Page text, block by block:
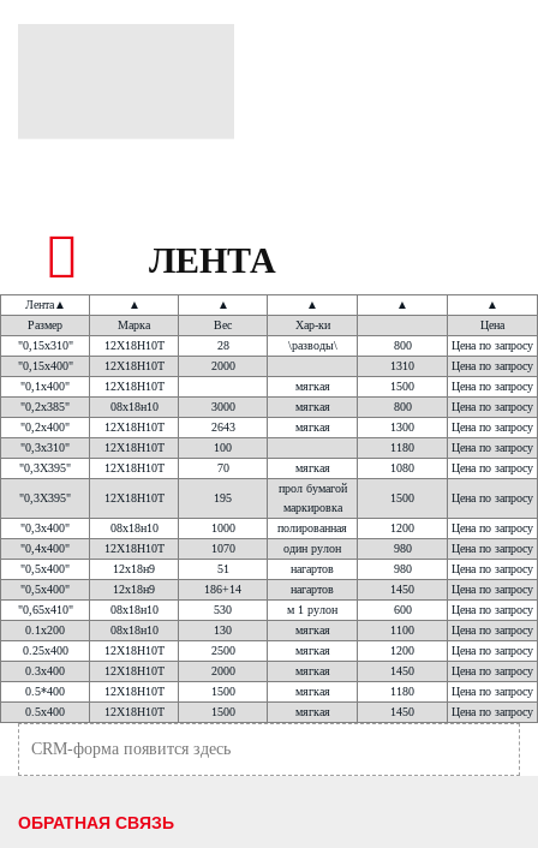
ЛЕНТА
Лента▲ ▲ ▲ ▲ ▲
▲
Размер
Марка Вес Хар-ки
Цена
"0,15х310"
12Х18Н10Т 28 \разводы\ 800
Цена по запросу
"0,15х400"
12Х18Н10Т 2000 1310
Цена по запросу
"0,1x400"
12Х18Н10Т мягкая 1500
Цена по запросу
"0,2х385"
08х18н10 3000 мягкая 800
Цена по запросу
"0,2х400"
12Х18Н10Т 2643 мягкая 1300
Цена по запросу
"0,3х310"
12Х18Н10Т 100 1180
Цена по запросу
"0,3Х395"
12Х18Н10Т 70 мягкая 1080 Цена по запросу
"0,3Х395" 12Х18Н10Т 195
прол бумагой
маркировка
1500 Цена по запросу
"0,3х400" 08х18н10 1000 полированная 1200
Цена по запросу
"0,4х400"
12Х18Н10Т 1070 один рулон 980
Цена по запросу
"0,5х400"
12х18н9 51 нагартов 980
Цена по запросу
"0,5х400"
12х18н9 186+14 нагартов 1450
Цена по запросу
"0,65х410"
08х18н10 530 м 1 рулон 600
Цена по запросу
0.1х200
08х18н10 130 мягкая 1100
Цена по запросу
0.25х400
12Х18Н10Т 2500 мягкая 1200
Цена по запросу
0.3х400
12Х18Н10Т 2000 мягкая 1450
Цена по запросу
0.5*400
12Х18Н10Т 1500 мягкая 1180
Цена по запросу
0.5х400
12Х18Н10Т 1500 мягкая 1450 Цена по запросу
CRM-форма появится здесь
ОБРАТНАЯ СВЯЗЬ